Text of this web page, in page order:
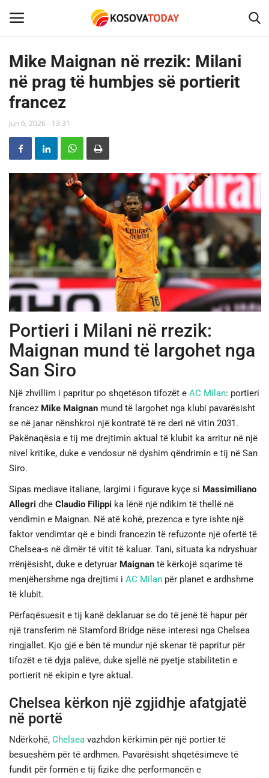
Home
KOSOVA
SHQIPERIA
MAQEDONIA
SHOWBIZ
BOTA
TECH
JETA
SPORTI
SHENDETI
Mike Maignan në rrezik: Milani
në prag të humbjes së portierit
francez
Jun 6, 2026 - 13:31
Portieri i Milani në rrezik:
Maignan mund të largohet nga
San Siro
Një zhvillim i papritur po shqetëson tifozët e AC Milan: portieri
francez Mike Maignan mund të largohet nga klubi pavarësisht
se në janar nënshkroi një kontratë të re deri në vitin 2031.
Pakënaqësia e tij me drejtimin aktual të klubit ka arritur në një
nivel kritike, duke e vendosur në dyshim qëndrimin e tij në San
Siro.
Sipas mediave italiane, largimi i figurave kyçe si Massimiliano
Allegri dhe Claudio Filippi ka lënë një ndikim të thellë në
vendimin e Maignan. Në atë kohë, prezenca e tyre ishte një
faktor vendimtar që e bindi francezin të refuzonte një ofertë të
Chelsea-s në dimër të vitit të kaluar. Tani, situata ka ndryshuar
rrënjësisht, duke e detyruar Maignan të kërkojë sqarime të
menjëhershme nga drejtimi i AC Milan për planet e ardhshme
të klubit.
Përfaqësuesit e tij kanë deklaruar se do të jenë të hapur për
një transferim në Stamford Bridge nëse interesi nga Chelsea
ringjallet. Kjo gjë e bën të mundur një skenar të papritur për
tifozët e të dyja palëve, duke sjellë në pyetje stabilitetin e
portierit në ekipin e tyre aktual.
Chelsea kërkon një zgjidhje afatgjatë
në portë
Ndërkohë, Chelsea vazhdon kërkimin për një portier të
besueshëm për të ardhmen. Pavarësisht shqetësimeve të
fundit për formën e tij fizike dhe performancën e